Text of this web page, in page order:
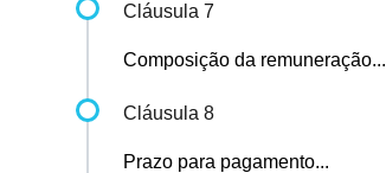
Cláusula 7
Composição da remuneração...
Cláusula 8
Prazo para pagamento...